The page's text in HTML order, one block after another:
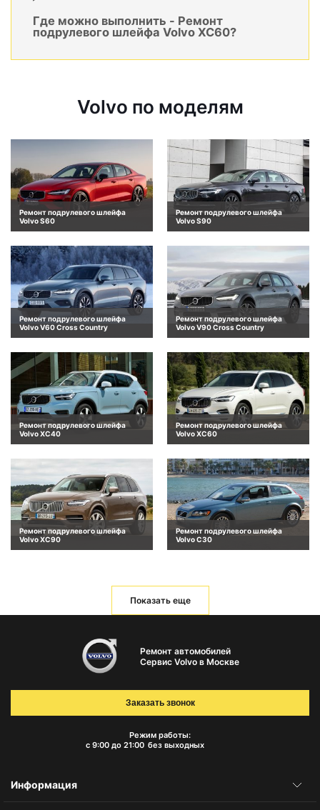
Где можно выполнить - Ремонт
подрулевого шлейфа Volvo XC60?
Volvo по моделям
Ремонт подрулевого шлейфа
Volvo S60
Ремонт подрулевого шлейфа
Volvo S90
Ремонт подрулевого шлейфа
Volvo V60 Cross Country
Ремонт подрулевого шлейфа
Volvo V90 Cross Country
Ремонт подрулевого шлейфа
Volvo XC40
Ремонт подрулевого шлейфа
Volvo XC60
Ремонт подрулевого шлейфа
Volvo XC90
Ремонт подрулевого шлейфа
Volvo C30
Показать еще
Ремонт автомобилей
Сервис Volvo в Москве
Режим работы:
с 9:00 до 21:00 без выходных
Заказать звонок
Информация